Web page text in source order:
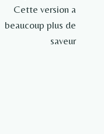
Cette version a
beaucoup plus de
saveur